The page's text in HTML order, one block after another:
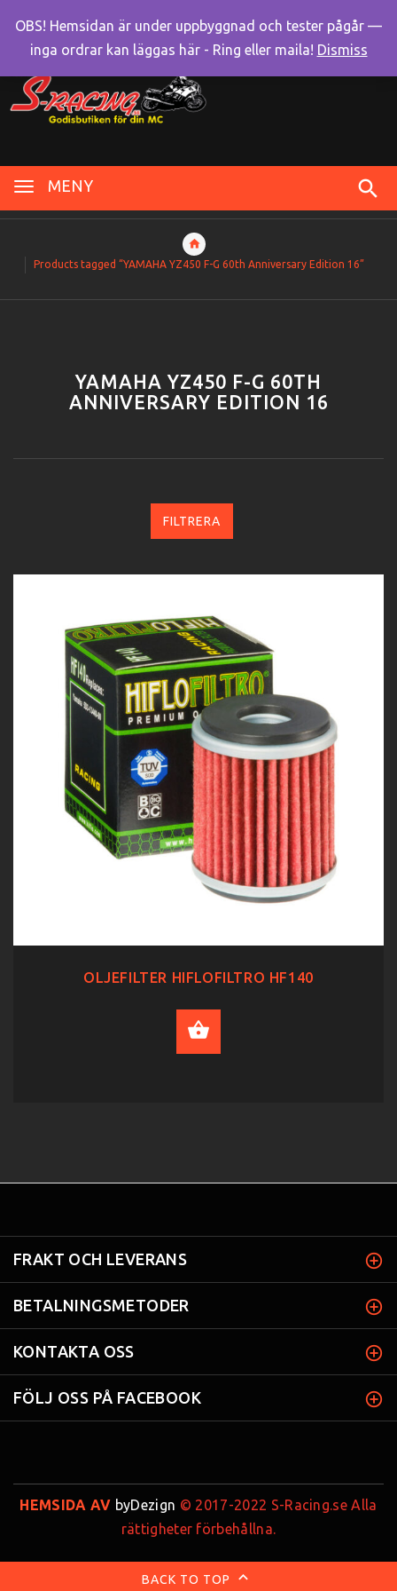
MENY
Products tagged “YAMAHA YZ450 F-G 60th Anniversary Edition 16”
YAMAHA YZ450 F-G 60TH
ANNIVERSARY EDITION 16
FILTRERA
OLJEFILTER HIFLOFILTRO HF140
FRAKT OCH LEVERANS
BETALNINGSMETODER
KONTAKTA OSS
FÖLJ OSS PÅ FACEBOOK
HEMSIDA AV byDezign © 2017-2022 S-Racing.se Alla
rättigheter förbehållna.
BACK TO TOP
OBS! Hemsidan är under uppbyggnad och tester pågår —
inga ordrar kan läggas här - Ring eller maila! Dismiss